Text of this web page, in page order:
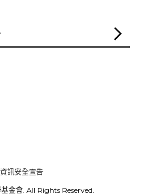
訊安全宣告
金會. All Rights Reserved.